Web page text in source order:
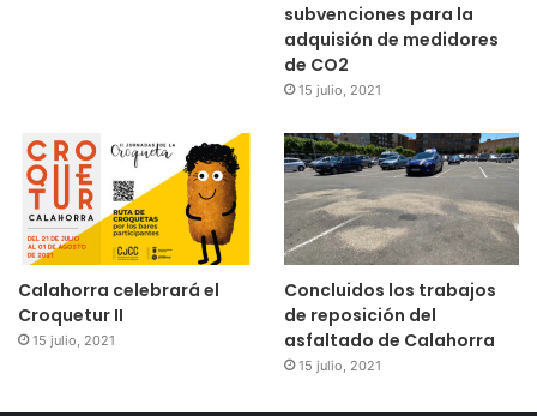
subvenciones para la
adquisión de medidores
de CO2
15 julio, 2021
Calahorra celebrará el
Croquetur II
15 julio, 2021
Concluidos los trabajos
de reposición del
asfaltado de Calahorra
15 julio, 2021